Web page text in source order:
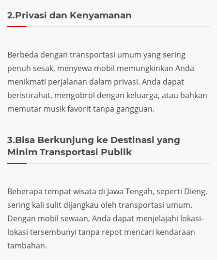
2.Privasi dan Kenyamanan
Berbeda dengan transportasi umum yang sering
penuh sesak, menyewa mobil memungkinkan Anda
menikmati perjalanan dalam privasi. Anda dapat
beristirahat, mengobrol dengan keluarga, atau bahkan
memutar musik favorit tanpa gangguan.
3.Bisa Berkunjung ke Destinasi yang
Minim Transportasi Publik
Beberapa tempat wisata di Jawa Tengah, seperti Dieng,
sering kali sulit dijangkau oleh transportasi umum.
Dengan mobil sewaan, Anda dapat menjelajahi lokasi-
lokasi tersembunyi tanpa repot mencari kendaraan
tambahan.